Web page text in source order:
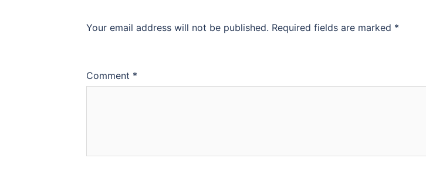
Your email address will not be published. Required fields are marked *
Comment *